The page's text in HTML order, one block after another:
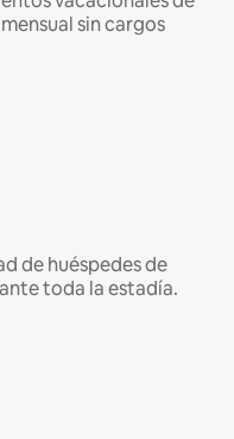
sin cargos
de huéspedes de
toda la estadía.